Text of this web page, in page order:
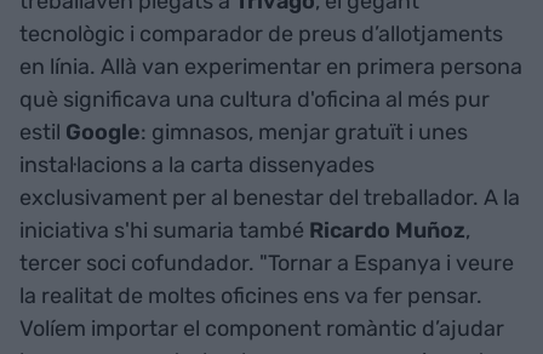
tecnològic i comparador de preus d’allotjaments
en línia. Allà van experimentar en primera persona
què significava una cultura d'oficina al més pur
estil Google: gimnasos, menjar gratuït i unes
instal·lacions a la carta dissenyades
exclusivament per al benestar del treballador. A la
iniciativa s'hi sumaria també Ricardo Muñoz,
tercer soci cofundador. "Tornar a Espanya i veure
la realitat de moltes oficines ens va fer pensar.
Volíem importar el component romàntic d’ajudar